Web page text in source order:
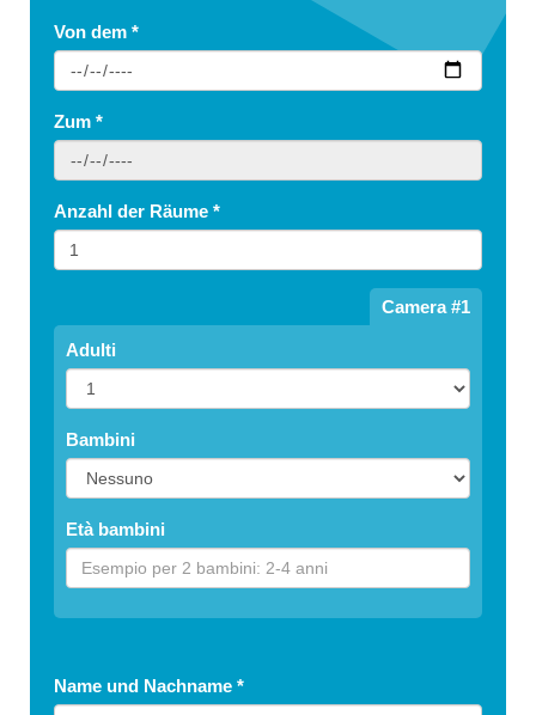
Von dem *
Zum *
Anzahl der Räume *
Camera #1
Adulti
Bambini
Età bambini
Name und Nachname *